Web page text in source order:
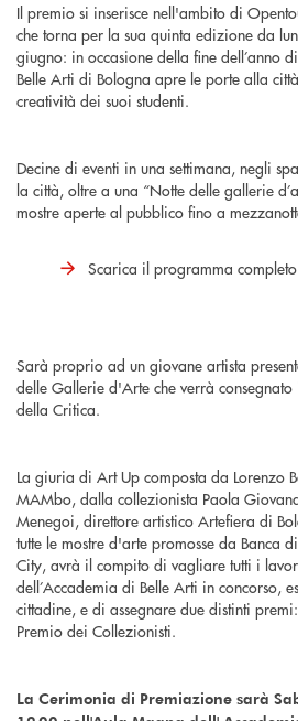
Il premio si inserisce nell'ambito di
che torna per la sua quinta edizione da
giugno: in occasione della fine dell’anno
Belle Arti di Bologna apre le porte alla
creatività dei suoi studenti.
Decine di eventi in una settimana, negli
la città, oltre a una “Notte delle gallerie
mostre aperte al pubblico fino a
Scarica il programma completo
Sarà proprio ad un giovane artista
delle Gallerie d'Arte che verrà
della Critica.
La giuria di Art Up composta da Lorenzo
MAMbo, dalla collezionista Paola
Menegoi, direttore artistico Artefiera di
tutte le mostre d'arte promosse da Banca
City, avrà il compito di vagliare tutti i
dell’Accademia di Belle Arti in concorso,
cittadine, e di assegnare due distinti
Premio dei Collezionisti.
La Cerimonia di Premiazione sarà